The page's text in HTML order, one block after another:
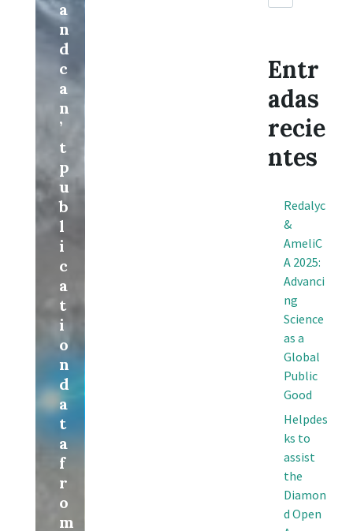
a
n
d
c
a
n
’
t
p
u
b
l
i
c
a
t
i
o
n
d
a
t
a
f
r
o
m
Entr
adas
recie
ntes
Redalyc
&
AmeliC
A 2025:
Advanci
ng
Science
as a
Global
Public
Good
Helpdes
ks to
assist
the
Diamon
d Open